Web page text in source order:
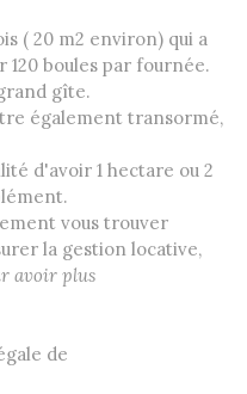
( 20 m2 environ) qui a
boules par fournée.
gîte.
également transormé,
d'avoir 1 hectare ou 2
vous trouver
la gestion locative,
avoir plus
de